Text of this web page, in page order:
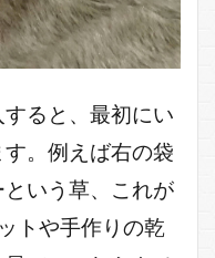
ると、最初にい
。例えば右の袋
いう草、これが
トや手作りの乾